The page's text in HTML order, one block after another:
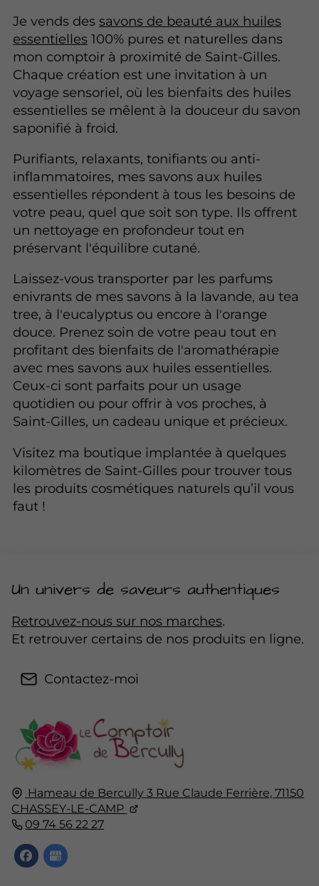
Je vends dessavons de beauté aux huiles
essentielles 100% pures et naturelles dans
mon comptoir à proximité de Saint-Gilles.
Chaque création est une invitation à un
voyage sensoriel, où les bienfaits des huiles
essentielles se mêlent à la douceur du savon
saponifié à froid.
Purifiants, relaxants, tonifiants ou anti-
inflammatoires, mes savons aux huiles
essentielles répondent à tous les besoins de
votre peau, quel que soit son type. Ils offrent
un nettoyage en profondeur tout en
préservant l'équilibre cutané.
Laissez-vous transporter par les parfums
enivrants de mes savons à la lavande, au tea
tree, à l'eucalyptus ou encore à l'orange
douce. Prenez soin de votre peau tout en
profitant des bienfaits de l'aromathérapie
avec mes savons aux huiles essentielles.
Ceux-ci sont parfaits pour un usage
quotidien ou pour offrir à vos proches, à
Saint-Gilles, un cadeau unique et précieux.
Visitez ma boutique implantée à quelques
kilomètres de Saint-Gilles pour trouver tous
les produits cosmétiques naturels qu’il vous
faut !
Un univers de saveurs authentiques
Retrouvez-nous sur nos marches.
Et retrouver certains de nos produits en ligne.
Contactez-moi
Hameau de Bercully3 Rue Claude Ferrière,71150
CHASSEY-LE-CAMP
09 74 56 22 27